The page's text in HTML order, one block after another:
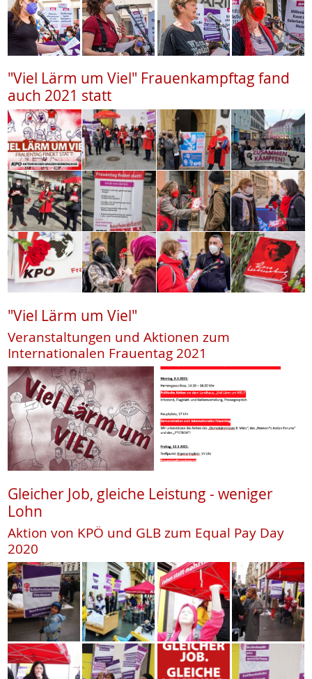
"Viel Lärm um Viel" Frauenkampftag fand
auch 2021 statt
"Viel Lärm um Viel"
Veranstaltungen und Aktionen zum
Internationalen Frauentag 2021
Gleicher Job, gleiche Leistung - weniger
Lohn
Aktion von KPÖ und GLB zum Equal Pay Day
2020